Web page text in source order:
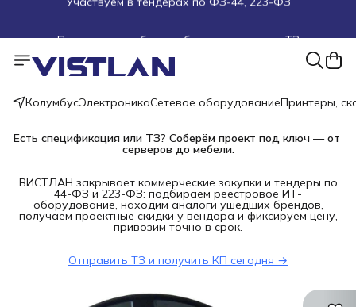
Пуско-наладочные работы
Пришлите запрос на e-mail или в чат
Более 100 000 позиций в наличии и под заказ
КолумбусЭлектроникаСетевое оборудованиеПринтеры,
Есть спецификация или ТЗ? Соберём проект под ключ — от
серверов до мебели.
ВИСТЛАН закрывает коммерческие закупки и тендеры по
44-ФЗ и 223-ФЗ: подбираем реестровое ИТ-
оборудование, находим аналоги ушедших брендов,
получаем проектные скидки у вендора и фиксируем цену,
привозим точно в срок.
Отправить ТЗ и получить КП сегодня →